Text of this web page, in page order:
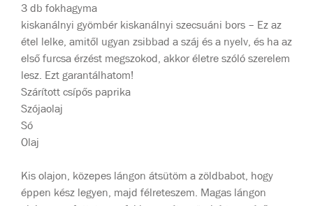
3 db fokhagyma
kiskanálnyi gyömbér kiskanálnyi szecsuáni bors – Ez az
étel lelke, amitől ugyan zsibbad a száj és a nyelv, és ha az
első furcsa érzést megszokod, akkor életre szóló szerelem
lesz. Ezt garantálhatom!
Szárított csípős paprika
Szójaolaj
Só
Olaj
Kis olajon, közepes lángon átsütöm a zöldbabot, hogy
éppen kész legyen, majd félreteszem. Magas lángon